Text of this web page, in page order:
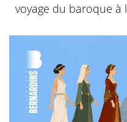
voyage du baroque à